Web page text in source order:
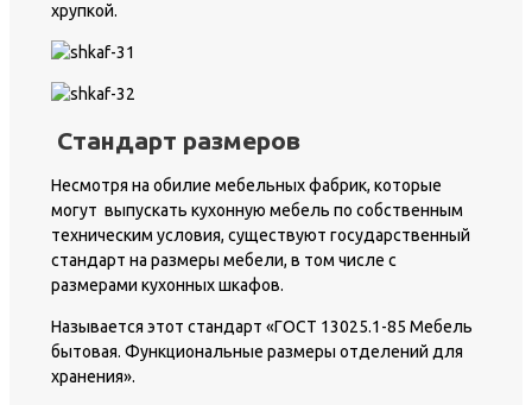
хрупкой.
Стандарт размеров
Несмотря на обилие мебельных фабрик, которые
могут выпускать кухонную мебель по собственным
техническим условия, существуют государственный
стандарт на размеры мебели, в том числе с
размерами кухонных шкафов.
Называется этот стандарт «ГОСТ 13025.1-85 Мебель
бытовая. Функциональные размеры отделений для
хранения».